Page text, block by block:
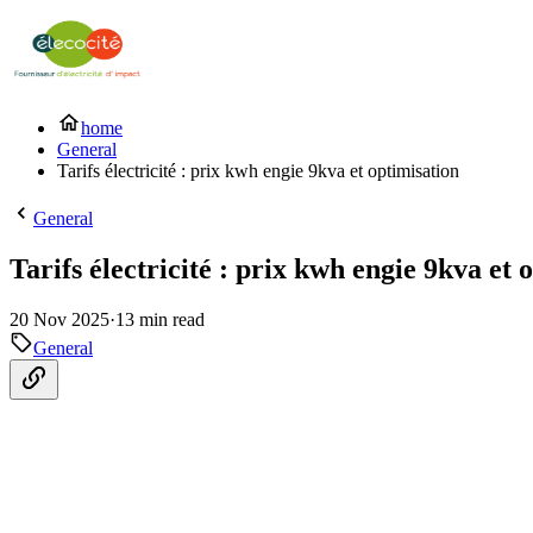
home
General
Tarifs électricité : prix kwh engie 9kva et optimisation
General
Tarifs électricité : prix kwh engie 9kva et
20 Nov 2025·13 min read
General